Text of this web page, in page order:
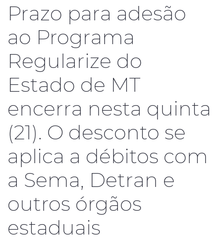
Prazo para adesão
ao Programa
Regularize do
Estado de MT
encerra nesta quinta
(21). O desconto se
aplica a débitos com
a Sema, Detran e
outros órgãos
estaduais